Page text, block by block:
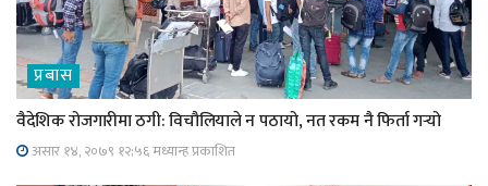
प्रबास
वैदेशिक रोजगारीमा ठगी: विचौलियाले न पठायो, नत रकम नै फिर्ता गर्‍यो
असार १४, २०७९ १२;५६ मध्यान्ह प्रकाशित